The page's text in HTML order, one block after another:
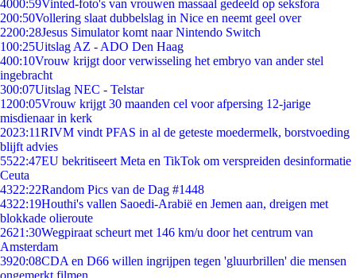
4000:59Vinted-foto's van vrouwen massaal gedeeld op seksfora
200:50Vollering slaat dubbelslag in Nice en neemt geel over
2200:28Jesus Simulator komt naar Nintendo Switch
100:25Uitslag AZ - ADO Den Haag
400:10Vrouw krijgt door verwisseling het embryo van ander stel
ingebracht
300:07Uitslag NEC - Telstar
1200:05Vrouw krijgt 30 maanden cel voor afpersing 12-jarige
misdienaar in kerk
2023:11RIVM vindt PFAS in al de geteste moedermelk, borstvoeding
blijft advies
5522:47EU bekritiseert Meta en TikTok om verspreiden desinformatie
Ceuta
4322:22Random Pics van de Dag #1448
4322:19Houthi's vallen Saoedi-Arabië en Jemen aan, dreigen met
blokkade olieroute
2621:30Wegpiraat scheurt met 146 km/u door het centrum van
Amsterdam
3920:08CDA en D66 willen ingrijpen tegen 'gluurbrillen' die mensen
ongemerkt filmen